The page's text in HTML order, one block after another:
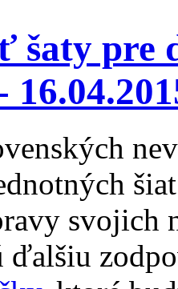
šaty pre
svojich
ďalšiu